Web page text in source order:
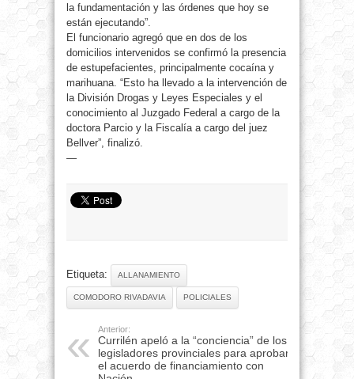
la fundamentación y las órdenes que hoy se
están ejecutando”.
El funcionario agregó que en dos de los
domicilios intervenidos se confirmó la presencia
de estupefacientes, principalmente cocaína y
marihuana. “Esto ha llevado a la intervención de
la División Drogas y Leyes Especiales y el
conocimiento al Juzgado Federal a cargo de la
doctora Parcio y la Fiscalía a cargo del juez
Bellver”, finalizó.
—
Etiqueta: ALLANAMIENTO
COMODORO RIVADAVIA POLICIALES
Anterior:
Currilén apeló a la “conciencia” de los
legisladores provinciales para aprobar
el acuerdo de financiamiento con